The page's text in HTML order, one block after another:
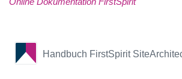
Handbuch FirstSpirit